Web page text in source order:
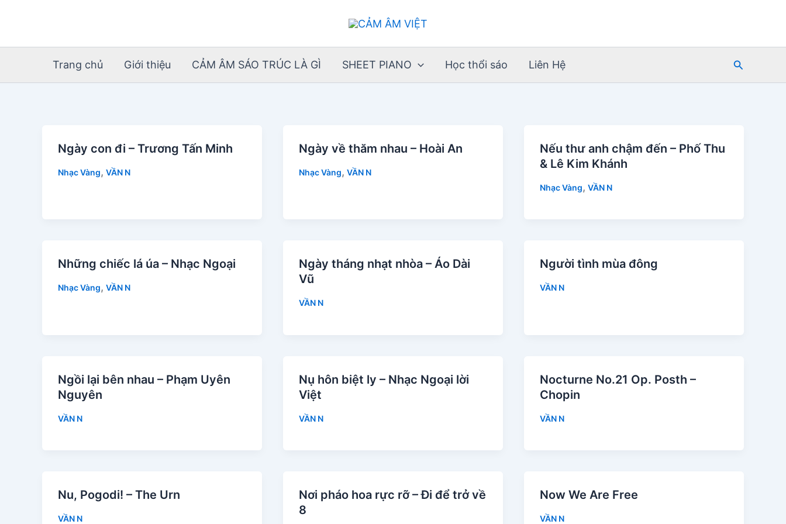
Trang chủ Giới thiệu CẢM ÂM SÁO TRÚC LÀ GÌ SHEET PIANO Học thổi sáo Liên Hệ
Tìm
Ngày con đi – Trương Tấn Minh
Nhạc Vàng, VẦN N
Ngày về thăm nhau – Hoài An
Nhạc Vàng, VẦN N
Nếu thư anh chậm đến – Phố Thu
& Lê Kim Khánh
Nhạc Vàng, VẦN N
Những chiếc lá úa – Nhạc Ngoại
Nhạc Vàng, VẦN N
Ngày tháng nhạt nhòa – Áo Dài
Vũ
VẦN N
Người tình mùa đông
VẦN N
Ngồi lại bên nhau – Phạm Uyên
Nguyên
VẦN N
Nụ hôn biệt ly – Nhạc Ngoại lời
Việt
VẦN N
Nocturne No.21 Op. Posth –
Chopin
VẦN N
Nu, Pogodi! – The Urn
VẦN N
Nơi pháo hoa rực rỡ – Đi để trở về
8
Now We Are Free
VẦN N